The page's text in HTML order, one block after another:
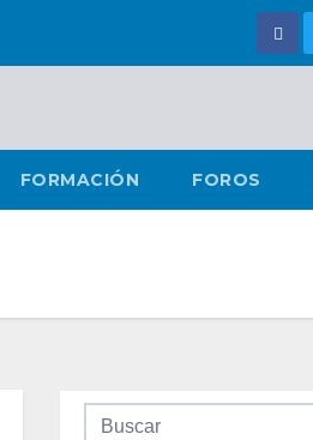
FORMACIÓN FOROS